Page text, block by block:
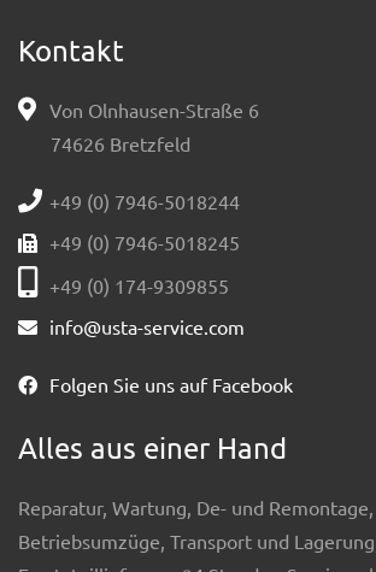
Kontakt
Von Olnhausen-Straße 6
74626 Bretzfeld
+49 (0) 7946-5018244
+49 (0) 7946-5018245
+49 (0) 174-9309855
info@usta-service.com
Folgen Sie uns auf Facebook
Alles aus einer Hand
Reparatur, Wartung, De- und Remontage,
Betriebsumzüge, Transport und Lagerung,